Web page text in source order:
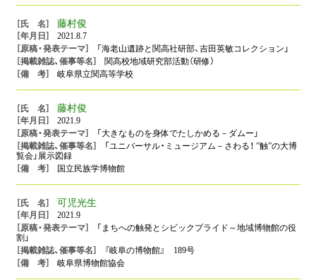
藤村俊
2021.8.7
「海老山遺跡と関高社研部、吉田英敏コレクション」
関高校地域研究部活動（研修）
岐阜県立関高等学校
藤村俊
2021.9
「大きなものを身体でたしかめる－ダムー」
「ユニバーサル・ミュージアム－さわる！ ”触”の大博
覧会」展示図録
国立民族学博物館
可児光生
2021.9
「まちへの触発とシビックプライド～地域博物館の役
割」
『岐阜の博物館』 189号
岐阜県博物館協会